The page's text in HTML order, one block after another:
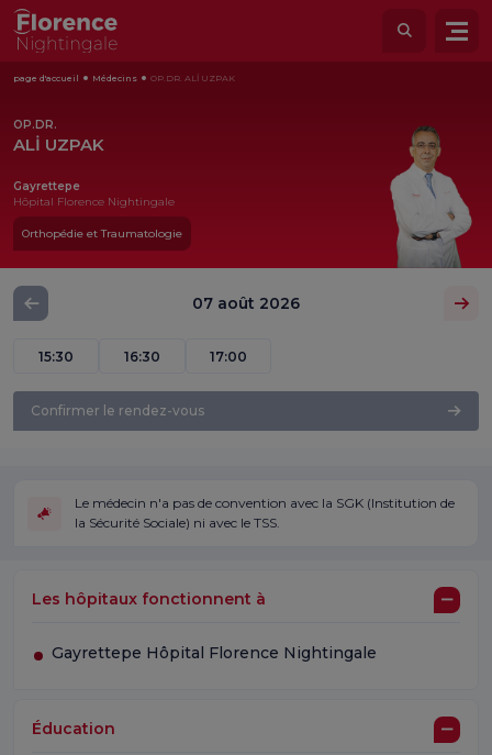
page d'accueil Médecins OP.DR. ALİ UZPAK
OP.DR.
ALİ UZPAK
Gayrettepe
Hôpital Florence Nightingale
Orthopédie et Traumatologie
07 août 2026
15:30 16:30 17:00
Confirmer le rendez-vous
Le médecin n'a pas de convention avec la SGK (Institution de
la Sécurité Sociale) ni avec le TSS.
Les hôpitaux fonctionnent à
Gayrettepe Hôpital Florence Nightingale
Éducation